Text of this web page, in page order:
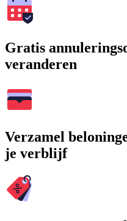
Gratis
veranderen
Verzamel
je verblijf